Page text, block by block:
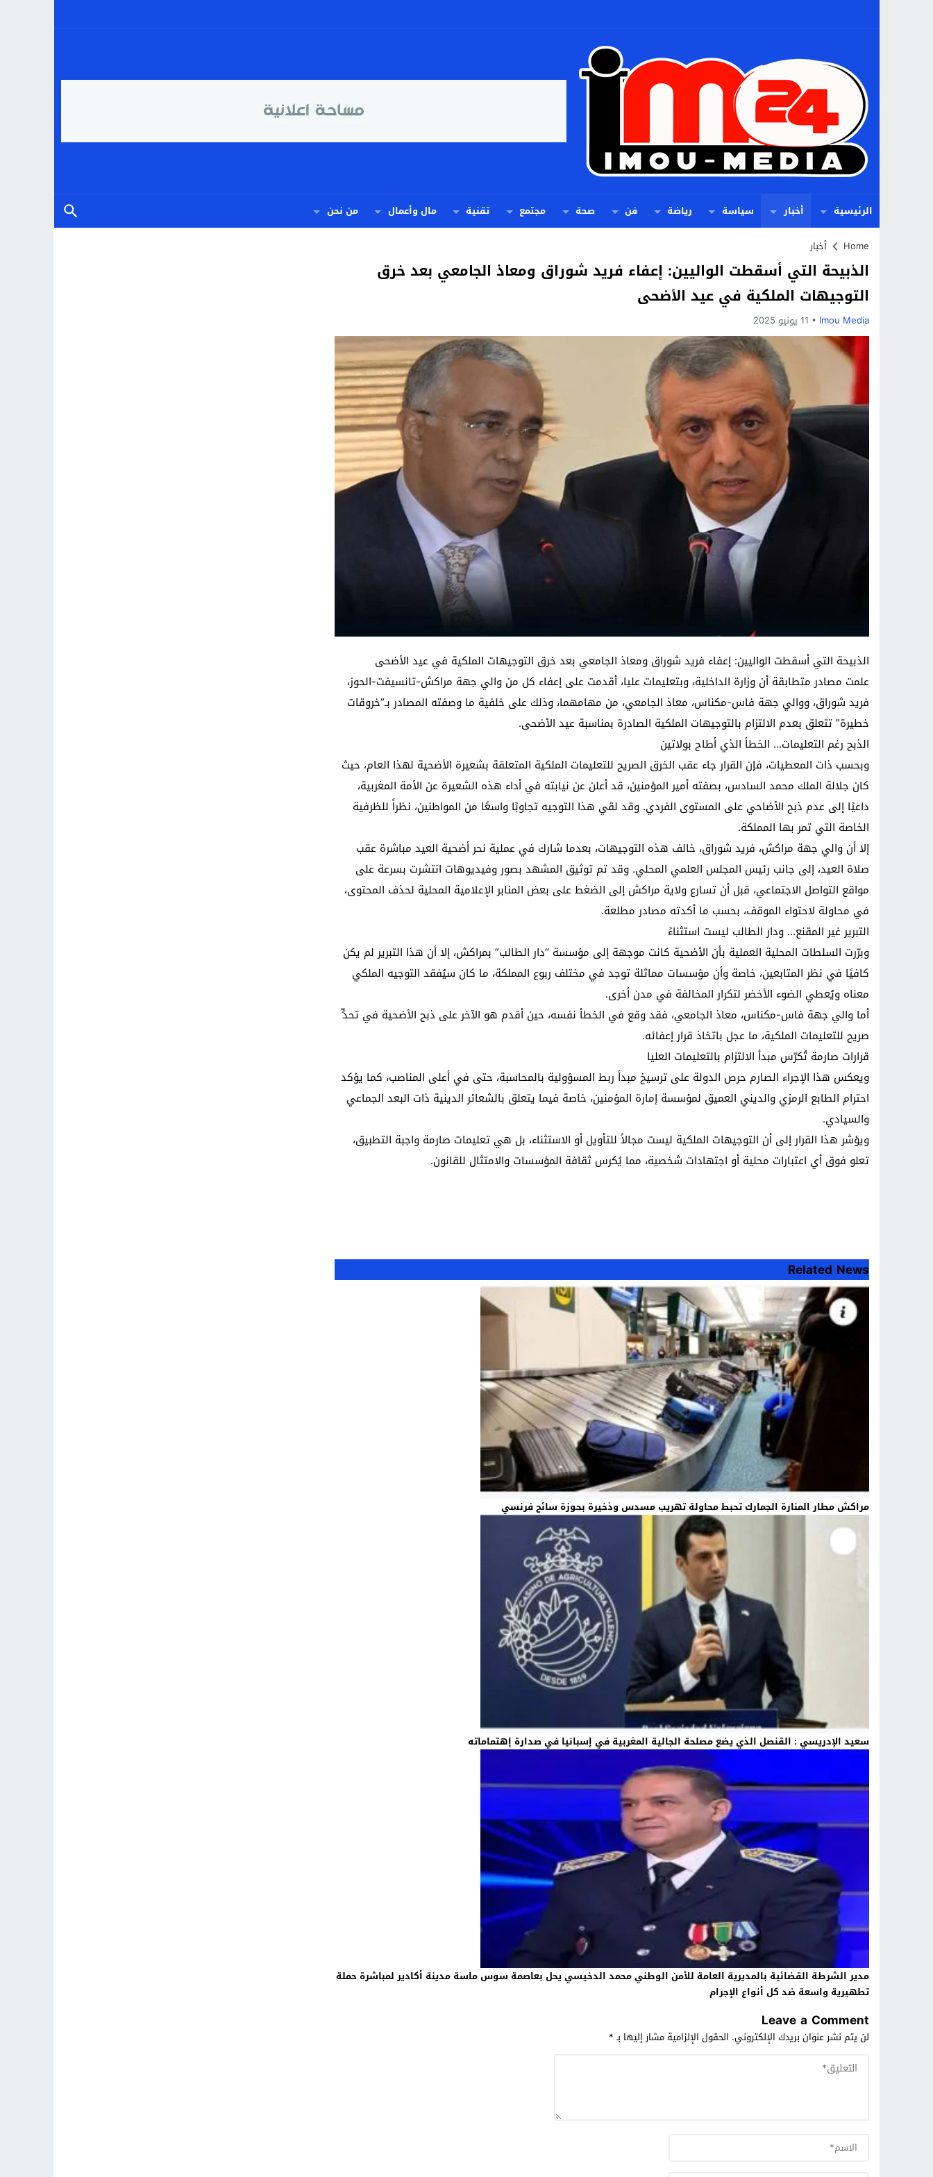
الرئيسية أخبار سياسة رياضة فن صحة مجتمع تقنية مال وأعمال من نحن
Home أخبار
الذبيحة التي أسقطت الواليين: إعفاء فريد شوراق ومعاذ الجامعي بعد خرق
التوجيهات الملكية في عيد الأضحى
Imou Media 11 يونيو 2025
الذبيحة التي أسقطت الواليين: إعفاء فريد شوراق ومعاذ الجامعي بعد خرق التوجيهات الملكية في عيد الأضحى
علمت مصادر متطابقة أن وزارة الداخلية، وبتعليمات عليا، أقدمت على إعفاء كل من والي جهة مراكش-تانسيفت-الحوز،
فريد شوراق، ووالي جهة فاس-مكناس، معاذ الجامعي، من مهامهما، وذلك على خلفية ما وصفته المصادر بـ”خروقات
خطيرة” تتعلق بعدم الالتزام بالتوجيهات الملكية الصادرة بمناسبة عيد الأضحى.
الذبح رغم التعليمات… الخطأ الذي أطاح بولاتين
وبحسب ذات المعطيات، فإن القرار جاء عقب الخرق الصريح للتعليمات الملكية المتعلقة بشعيرة الأضحية لهذا العام، حيث
كان جلالة الملك محمد السادس، بصفته أمير المؤمنين، قد أعلن عن نيابته في أداء هذه الشعيرة عن الأمة المغربية،
داعيًا إلى عدم ذبح الأضاحي على المستوى الفردي. وقد لقي هذا التوجيه تجاوبًا واسعًا من المواطنين، نظراً للظرفية
الخاصة التي تمر بها المملكة.
إلا أن والي جهة مراكش، فريد شوراق، خالف هذه التوجيهات، بعدما شارك في عملية نحر أضحية العيد مباشرة عقب
صلاة العيد، إلى جانب رئيس المجلس العلمي المحلي. وقد تم توثيق المشهد بصور وفيديوهات انتشرت بسرعة على
مواقع التواصل الاجتماعي، قبل أن تسارع ولاية مراكش إلى الضغط على بعض المنابر الإعلامية المحلية لحذف المحتوى،
في محاولة لاحتواء الموقف، بحسب ما أكدته مصادر مطلعة.
التبرير غير المقنع… ودار الطالب ليست استثناءً
وبرّرت السلطات المحلية العملية بأن الأضحية كانت موجهة إلى مؤسسة “دار الطالب” بمراكش، إلا أن هذا التبرير لم يكن
كافيًا في نظر المتابعين، خاصة وأن مؤسسات مماثلة توجد في مختلف ربوع المملكة، ما كان سيُفقد التوجيه الملكي
معناه ويُعطي الضوء الأخضر لتكرار المخالفة في مدن أخرى.
أما والي جهة فاس-مكناس، معاذ الجامعي، فقد وقع في الخطأ نفسه، حين أقدم هو الآخر على ذبح الأضحية في تحدٍّ
صريح للتعليمات الملكية، ما عجل باتخاذ قرار إعفائه.
قرارات صارمة تُكرّس مبدأ الالتزام بالتعليمات العليا
ويعكس هذا الإجراء الصارم حرص الدولة على ترسيخ مبدأ ربط المسؤولية بالمحاسبة، حتى في أعلى المناصب، كما يؤكد
احترام الطابع الرمزي والديني العميق لمؤسسة إمارة المؤمنين، خاصة فيما يتعلق بالشعائر الدينية ذات البعد الجماعي
والسيادي.
ويؤشر هذا القرار إلى أن التوجيهات الملكية ليست مجالاً للتأويل أو الاستثناء، بل هي تعليمات صارمة واجبة التطبيق،
تعلو فوق أي اعتبارات محلية أو اجتهادات شخصية، مما يُكرس ثقافة المؤسسات والامتثال للقانون.
Related News
مراكش مطار المنارة الجمارك تحبط محاولة تهريب مسدس وذخيرة بحوزة سائح فرنسي
سعيد الإدريسي : القنصل الذي يضع مصلحة الجالية المغربية في إسبانيا في صدارة إهتماماته
مدير الشرطة القضائية بالمديرية العامة للأمن الوطني محمد الدخيسي يحل بعاصمة سوس ماسة مدينة أكادير لمباشرة حملة
تطهيرية واسعة ضد كل أنواع الإجرام
Leave a Comment
لن يتم نشر عنوان بريدك الإلكتروني. الحقول الإلزامية مشار إليها بـ*